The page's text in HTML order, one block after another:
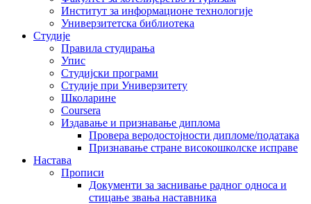
Институт за информационе технологије
Универзитетска библиотека
Студије
Правила студирања
Упис
Студијски програми
Студије при Универзитету
Школарине
Coursera
Издавање и признавање диплома
Провера веродостојности дипломе/података
Признавање стране високошколске исправе
Настава
Прописи
Документи за заснивање радног односа и
стицање звања наставника